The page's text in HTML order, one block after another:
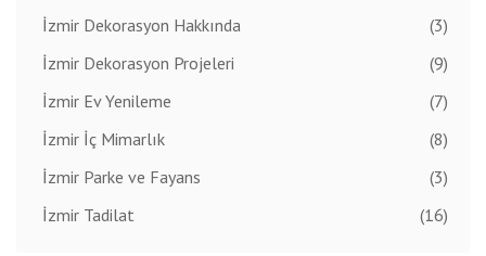
İzmir Dekorasyon Hakkında
(3)
İzmir Dekorasyon Projeleri
(9)
İzmir Ev Yenileme
(7)
İzmir İç Mimarlık
(8)
İzmir Parke ve Fayans
(3)
İzmir Tadilat
(16)